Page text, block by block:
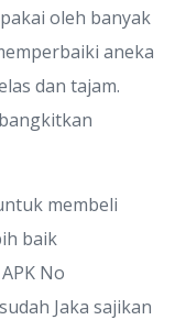
oleh banyak
aneka
dan tajam.
membeli
baik
No
Jaka sajikan